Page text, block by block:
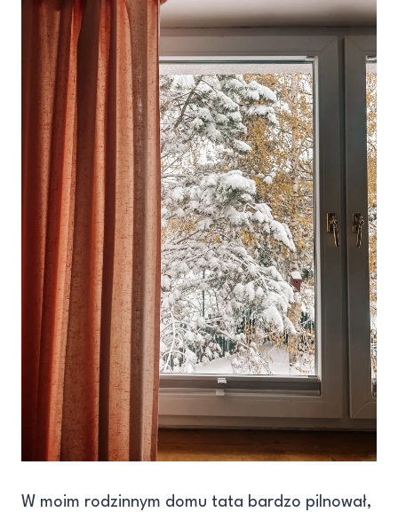
W moim rodzinnym domu tata bardzo pilnował,